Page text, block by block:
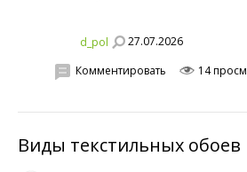
d_pol 27.07.2026
Комментировать 14
Виды текстильных обоев